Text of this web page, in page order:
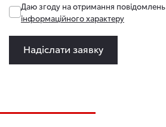
Даю згоду на отримання повідомлень
інформаційного характеру
Надіслати заявку